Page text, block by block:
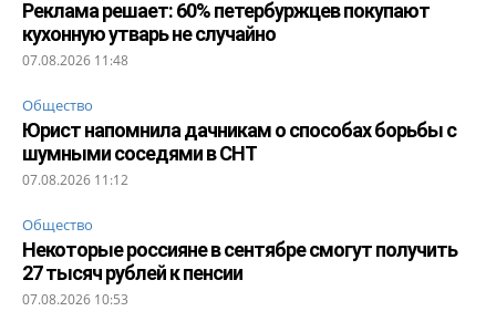
Реклама решает: 60% петербуржцев покупают
кухонную утварь не случайно
07.08.2026 11:48
Общество
Юрист напомнила дачникам о способах борьбы с
шумными соседями в СНТ
07.08.2026 11:12
Общество
Некоторые россияне в сентябре смогут получить
27 тысяч рублей к пенсии
07.08.2026 10:53